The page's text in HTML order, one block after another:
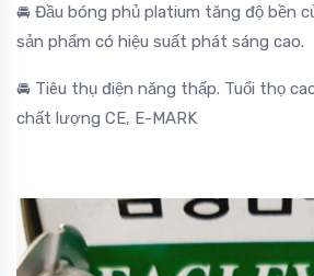
🚘 Đầu bóng phủ platium tăng độ bền
sản phẩm có hiệu suất phát sáng cao.
🚘 Tiêu thụ điện năng thấp. Tuổi thọ
chất lượng CE, E-MARK